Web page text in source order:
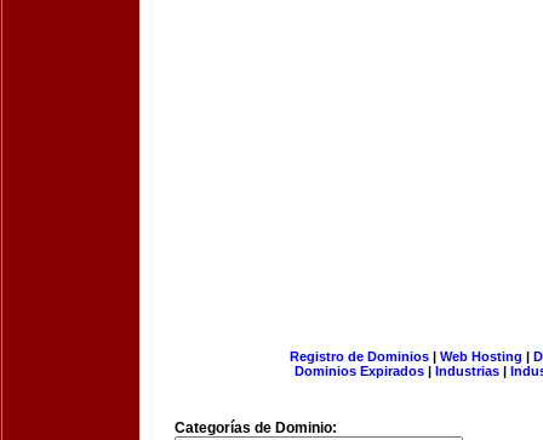
Registro de Dominios| Web Hosting |
Dominios Expirados | Industrias |
Categorías de Dominio: